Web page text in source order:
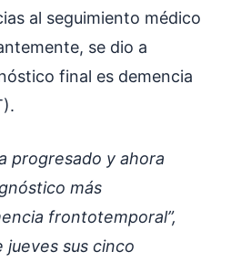
al seguimiento médico
se dio a
final es demencia
progresado y ahora
más
frontotemporal”,
jueves sus cinco